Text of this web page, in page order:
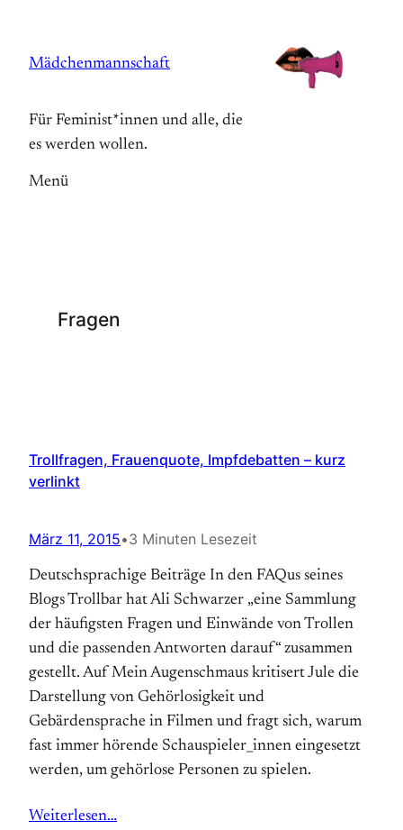
springen
Mädchenmannschaft
Für Feminist*innen und alle, die
es werden wollen.
Menü
Fragen
Trollfragen, Frauenquote, Impfdebatten – kurz
verlinkt
März 11, 2015•3 Minuten Lesezeit
Deutschsprachige Beiträge In den FAQus seines
Blogs Trollbar hat Ali Schwarzer „eine Sammlung
der häufigsten Fragen und Einwände von Trollen
und die passenden Antworten darauf“ zusammen
gestellt. Auf Mein Augenschmaus kritisert Jule die
Darstellung von Gehörlosigkeit und
Gebärdensprache in Filmen und fragt sich, warum
fast immer hörende Schauspieler_innen eingesetzt
werden, um gehörlose Personen zu spielen.
Weiterlesen…